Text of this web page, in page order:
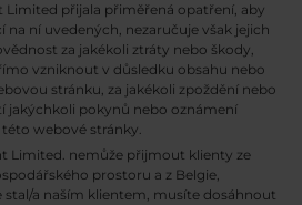
Limited přijala přiměřená opatření, aby
na ní uvedených, nezaručuje však jejich
za jakékoli ztráty nebo škody,
vzniknout v důsledku obsahu nebo
stránku, za jakékoli zpoždění nebo
jakýchkoli pokynů nebo oznámení
webové stránky.
Limited. nemůže přijmout klienty ze
prostoru a z Belgie,
stal/a naším klientem, musíte dosáhnout